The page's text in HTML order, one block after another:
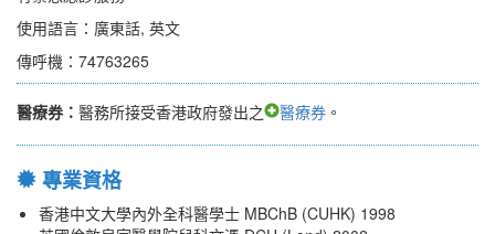
使用語言：廣東話, 英文
傳呼機：74763265
醫療券： 醫務所接受香港政府發出之 醫療券 。
專業資格
香港中文大學內外全科醫學士 MBChB (CUHK) 1998